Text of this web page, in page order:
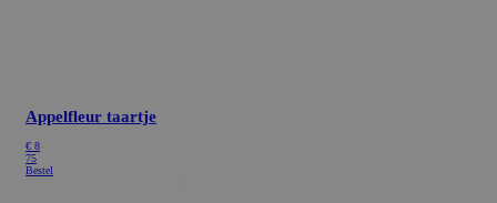
Appelfleur taartje
€ 8
75
Bestel